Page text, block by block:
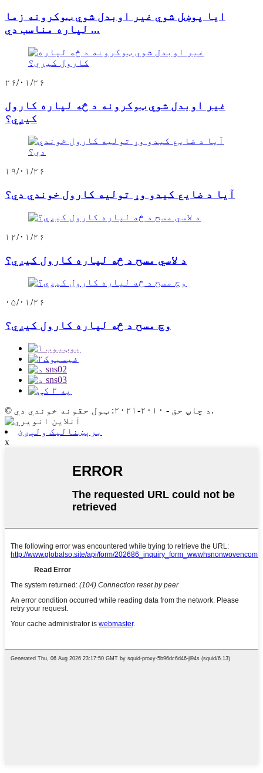
ایا پوښل شوي غیر اوبدل شوي ټوکرونه زما
لپاره مناسب دي ...
۲۶/۰۱/۲۶
غیر اوبدل شوي ټوکرونه د څه لپاره کارول
کیږي؟
۱۹/۰۱/۲۶
آیا د ضایع کیدو وړ تولیه کارول خوندي دي؟
۱۲/۰۱/۲۶
د لاسي مسح د څه لپاره کارول کیږي؟
۰۵/۰۱/۲۶
وچ مسح د څه لپاره کارول کیږي؟
© د چاپ حق - ۲۰۱۰-۲۰۲۱: ټول حقونه خوندي دي.
برېښنالیک ولېږئ
x